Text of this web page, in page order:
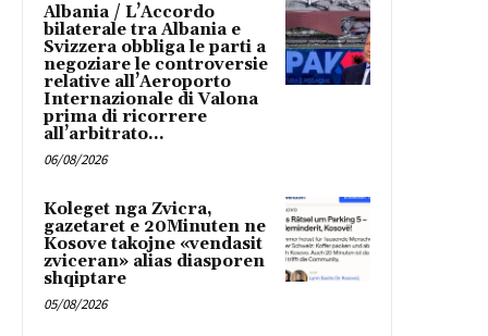
Albania / L’Accordo
bilaterale tra Albania e
Svizzera obbliga le parti a
negoziare le controversie
relative all’Aeroporto
Internazionale di Valona
prima di ricorrere
all’arbitrato...
06/08/2026
Koleget nga Zvicra,
gazetaret e 20Minuten ne
Kosove takojne «vendasit
zviceran» alias diasporen
shqiptare
05/08/2026